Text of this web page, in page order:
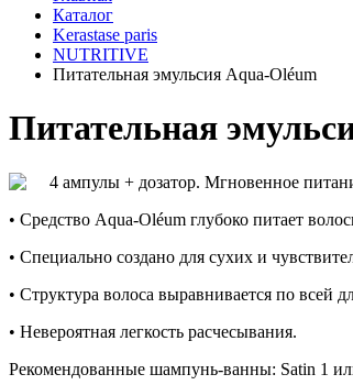
Каталог
Kerastase paris
NUTRITIVE
Питательная эмульсия Aqua-Oléum
Питательная
4 ампулы + дозатор. Мгновенное
• Средство Aqua-Oléum глубоко питает
• Специально создано для сухих и
• Структура волоса выравнивается по всей
• Невероятная легкость расчесывания.
Рекомендованные шампунь-ванны: Satin 1